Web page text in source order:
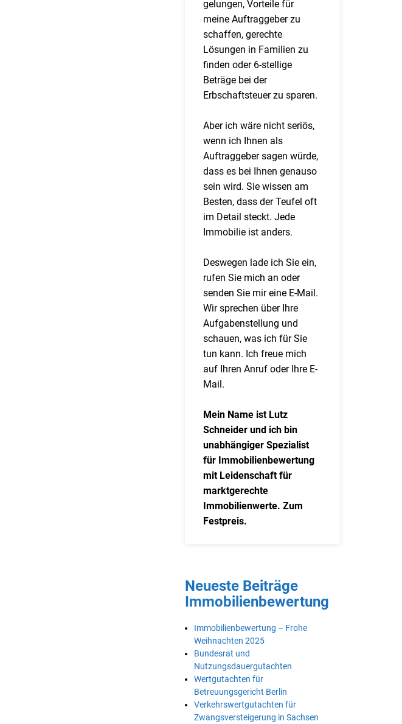
gelungen, Vorteile für
meine Auftraggeber zu
schaffen, gerechte
Lösungen in Familien zu
finden oder 6-stellige
Beträge bei der
Erbschaftsteuer zu sparen.
Aber ich wäre nicht seriös,
wenn ich Ihnen als
Auftraggeber sagen würde,
dass es bei Ihnen genauso
sein wird. Sie wissen am
Besten, dass der Teufel oft
im Detail steckt. Jede
Immobilie ist anders.
Deswegen lade ich Sie ein,
rufen Sie mich an oder
senden Sie mir eine E-Mail.
Wir sprechen über Ihre
Aufgabenstellung und
schauen, was ich für Sie
tun kann. Ich freue mich
auf Ihren Anruf oder Ihre E-
Mail.
Mein Name ist Lutz
Schneider und ich bin
unabhängiger Spezialist
für Immobilienbewertung
mit Leidenschaft für
marktgerechte
Immobilienwerte. Zum
Festpreis.
Neueste Beiträge
Immobilienbewertung
Immobilienbewertung – Frohe
Weihnachten 2025
Bundesrat und
Nutzungsdauergutachten
Wertgutachten für
Betreuungsgericht Berlin
Verkehrswertgutachten für
Zwangsversteigerung in Sachsen